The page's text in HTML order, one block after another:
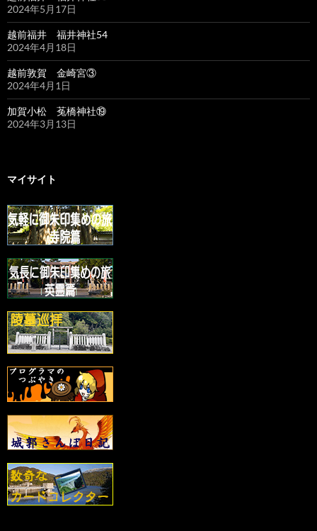
2024年5月17日
越前福井 福井神社54
2024年4月18日
越前敦賀 金崎宮③
2024年4月1日
加賀小松 菟橋神社⑲
2024年3月13日
マイサイト